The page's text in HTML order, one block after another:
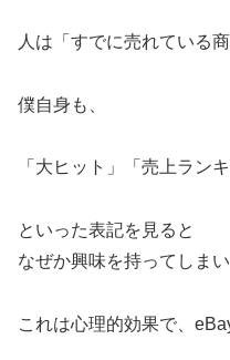
人は「すでに売れている
僕自身も、
「大ヒット」「売上ラン
といった表記を見ると
なぜか興味を持ってしまい
これは心理的効果で、